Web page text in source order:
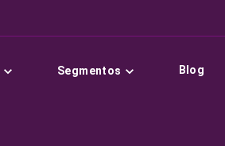
Segmentos Blog